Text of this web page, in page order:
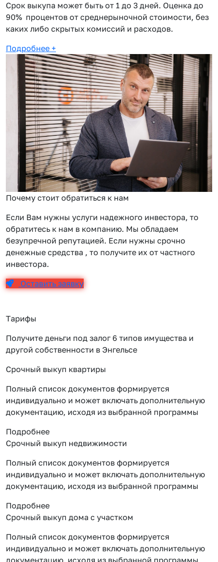
Срок выкупа может быть от 1 до 3 дней. Оценка до
90% процентов от среднерыночной стоимости, без
каких либо скрытых комиссий и расходов.
Подробнее +
Почему стоит обратиться к нам
Если Вам нужны услуги надежного инвестора, то
обратитесь к нам в компанию. Мы обладаем
безупречной репутацией. Если нужны срочно
денежные средства , то получите их от частного
инвестора.
Оставить заявку
Тарифы
Получите деньги под залог 6 типов имущества и
другой собственности в Энгельсе
Срочный выкуп квартиры
Полный список документов формируется
индивидуально и может включать дополнительную
документацию, исходя из выбранной программы
Подробнее
Срочный выкуп недвижимости
Полный список документов формируется
индивидуально и может включать дополнительную
документацию, исходя из выбранной программы
Подробнее
Срочный выкуп дома с участком
Полный список документов формируется
индивидуально и может включать дополнительную
документацию, исходя из выбранной программы